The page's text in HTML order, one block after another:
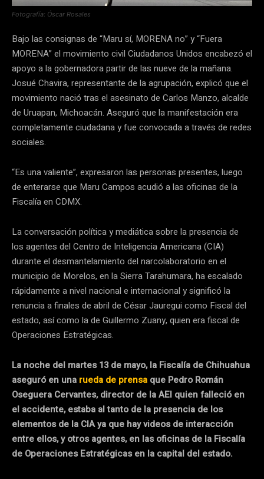
Fotografía: Óscar Rosales
Bajo las consignas de “Maru sí, MORENA no” y “Fuera
MORENA” el movimiento civil Ciudadanos Unidos encabezó el
apoyo a la gobernadora partir de las nueve de la mañana.
Josué Chavira, representante de la agrupación, explicó que el
movimiento nació tras el asesinato de Carlos Manzo, alcalde
de Uruapan, Michoacán. Aseguró que la manifestación era
completamente ciudadana y fue convocada a través de redes
sociales.
“Es una valiente”, expresaron las personas presentes, luego
de enterarse que Maru Campos acudió a las oficinas de la
Fiscalía en CDMX.
La conversación política y mediática sobre la presencia de
los agentes del Centro de Inteligencia Americana (CIA)
durante el desmantelamiento del narcolaboratorio en el
municipio de Morelos, en la Sierra Tarahumara, ha escalado
rápidamente a nivel nacional e internacional y significó la
renuncia a finales de abril de César Jauregui como Fiscal del
estado, así como la de Guillermo Zuany, quien era fiscal de
Operaciones Estratégicas.
La noche del martes 13 de mayo, la Fiscalía de Chihuahua
aseguró en una rueda de prensa que Pedro Román
Oseguera Cervantes, director de la AEI quien falleció en
el accidente, estaba al tanto de la presencia de los
elementos de la CIA ya que hay videos de interacción
entre ellos, y otros agentes, en las oficinas de la Fiscalía
de Operaciones Estratégicas en la capital del estado.